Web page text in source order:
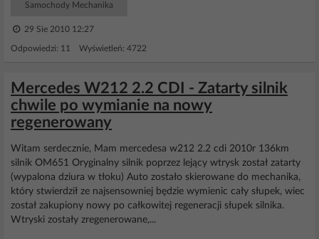
Samochody Mechanika
29 Sie 2010 12:27
Odpowiedzi: 11 Wyświetleń: 4722
Mercedes W212 2.2 CDI - Zatarty silnik
chwile po wymianie na nowy
regenerowany
Witam serdecznie, Mam mercedesa w212 2.2 cdi 2010r 136km
silnik OM651 Oryginalny silnik poprzez lejący wtrysk został zatarty
(wypalona dziura w tłoku) Auto zostało skierowane do mechanika,
który stwierdził ze najsensowniej będzie wymienic cały słupek, wiec
został zakupiony nowy po całkowitej regeneracji słupek silnika.
Wtryski zostały zregenerowane,...